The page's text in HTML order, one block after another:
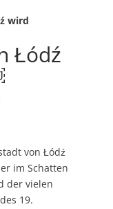
wird
Łódź
von Łódź
im Schatten
der vielen
19.